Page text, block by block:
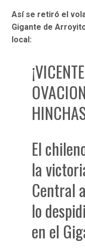
Así se retiró el
Gigante de
local:
El
la
Central
lo
en el